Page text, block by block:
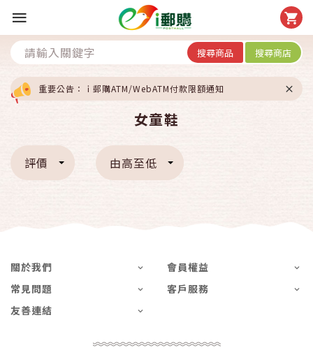
搜尋商品 搜尋商店
重要公告：ｉ郵購ATM/WebATM付款限額通知
女童鞋
評價 由高至低
關於我們
會員權益
常見問題
客戶服務
友善連結